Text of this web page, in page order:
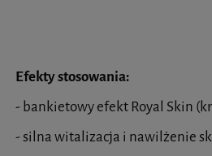
Efekty stosowania:
- bankietowy efekt Royal Skin
- silna witalizacja i nawilżenie